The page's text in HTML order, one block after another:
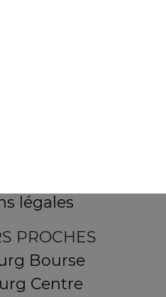
légales
PROCHES
Bourse
Centre